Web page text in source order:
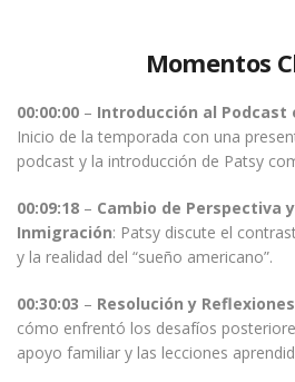
Momentos
00:00:00 – Introducción al Podcast
Inicio de la temporada con una
podcast y la introducción de Patsy
00:09:18 – Cambio de Perspectiva
Inmigración: Patsy discute el
y la realidad del “sueño americano”.
00:30:03 – Resolución y
cómo enfrentó los desafíos
apoyo familiar y las lecciones